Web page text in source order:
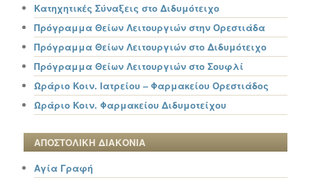
Κατηχητικές Σύναξεις στο Διδυμότειχο
Πρόγραμμα Θείων Λειτουργιών στην Ορεστιάδα
Πρόγραμμα Θείων Λειτουργιών στο Διδυμότειχο
Πρόγραμμα Θείων Λειτουργιών στο Σουφλί
Ωράριο Κοιν. Ιατρείου – Φαρμακείου Ορεστιάδος
Ωράριο Κοιν. Φαρμακείου Διδυμοτείχου
ΑΠΟΣΤΟΛΙΚΗ ΔΙΑΚΟΝΙΑ
Αγία Γραφή